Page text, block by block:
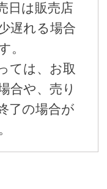
日は販売店
遅れる場合
。
ては、お取
合や、売り
了の場合が